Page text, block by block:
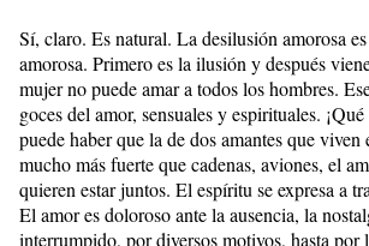
Sí, claro. Es natural. La desilusión amorosa
amorosa. Primero es la ilusión y después
mujer no puede amar a todos los hombres.
goces del amor, sensuales y espirituales.
puede haber que la de dos amantes que
mucho más fuerte que cadenas, aviones, el
quieren estar juntos. El espíritu se expresa a
El amor es doloroso ante la ausencia, la
interrumpido, por diversos motivos, hasta por